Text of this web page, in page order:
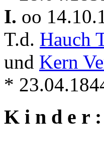
I. oo
T.d. Hauch
und Kern
*
K i n d e r :